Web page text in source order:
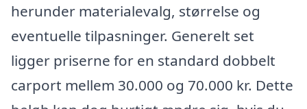
herunder materialevalg, størrelse og
eventuelle tilpasninger. Generelt set
ligger priserne for en standard dobbelt
carport mellem 30.000 og 70.000 kr. Dette